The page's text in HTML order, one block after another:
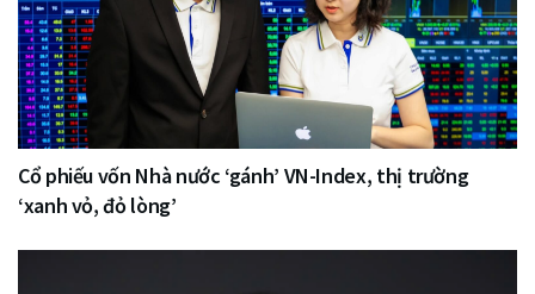
Cổ phiếu vốn Nhà nước ‘gánh’ VN-Index, thị trường
‘xanh vỏ, đỏ lòng’